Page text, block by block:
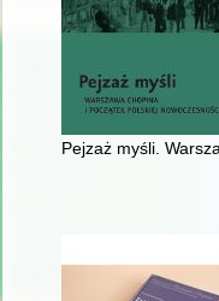
Pejzaż myśli.